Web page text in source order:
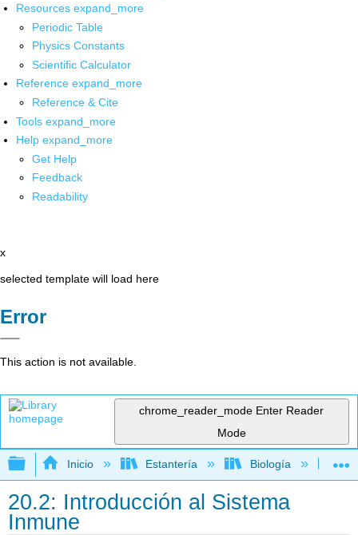
Resources expand_more
Periodic Table
Physics Constants
Scientific Calculator
Reference expand_more
Reference & Cite
Tools expand_more
Help expand_more
Get Help
Feedback
Readability
x
selected template will load here
Error
This action is not available.
chrome_reader_mode Enter Reader
Mode
Expandir/contraer jerarquía global
Inicio Estantería Biología
20.2: Introducción al Sistema
Inmune